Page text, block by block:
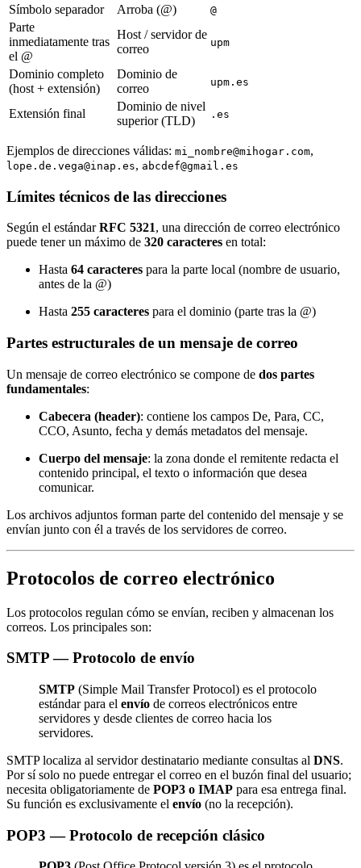
Símbolo separador Arroba (@) @
Parte
inmediatamente tras
el @
Host / servidor de
correo
upm
Dominio completo
(host + extensión)
Dominio de
correo
upm.es
Extensión final
Dominio de nivel
superior (TLD)
.es
Ejemplos de direcciones válidas: mi_nombre@mihogar.com,
lope.de.vega@inap.es, abcdef@gmail.es
Límites técnicos de las direcciones
Según el estándarRFC 5321, una dirección de correo electrónico
puede tener un máximo de 320 caracteres en total:
Hasta 64 caracteres para la parte local (nombre de usuario,
antes de la @)
Hasta 255 caracteres para el dominio (parte tras la @)
Partes estructurales de un mensaje de correo
Un mensaje de correo electrónico se compone de dos partes
fundamentales:
Cabecera (header): contiene los campos De, Para, CC,
CCO, Asunto, fecha y demás metadatos del mensaje.
Cuerpo del mensaje: la zona donde el remitente redacta el
contenido principal, el texto o información que desea
comunicar.
Los archivos adjuntos forman parte del contenido del mensaje y se
envían junto con él a través de los servidores de correo.
Protocolos de correo electrónico
Los protocolos regulan cómo se envían, reciben y almacenan los
correos. Los principales son:
SMTP — Protocolo de envío
SMTP (Simple Mail Transfer Protocol) es el protocolo
estándar para el envío de correos electrónicos entre
servidores y desde clientes de correo hacia los
servidores.
SMTP localiza al servidor destinatario mediante consultas al DNS.
Por sí solo no puede entregar el correo en el buzón final del usuario;
necesita obligatoriamente de POP3 o IMAP para esa entrega final.
Su función es exclusivamente el envío (no la recepción).
POP3 — Protocolo de recepción clásico